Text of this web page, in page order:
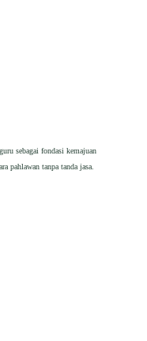
sebagai fondasi kemajuan
pahlawan tanpa tanda jasa.